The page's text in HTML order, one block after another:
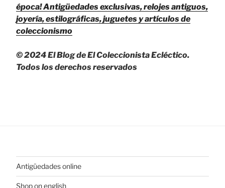
época!Antigüedades exclusivas, relojes antiguos,
joyería, estilográficas, juguetes y artículos de
coleccionismo
© 2024 El Blog de El Coleccionista Ecléctico.
Todos los derechos reservados
Antigüedades online
Shop on english